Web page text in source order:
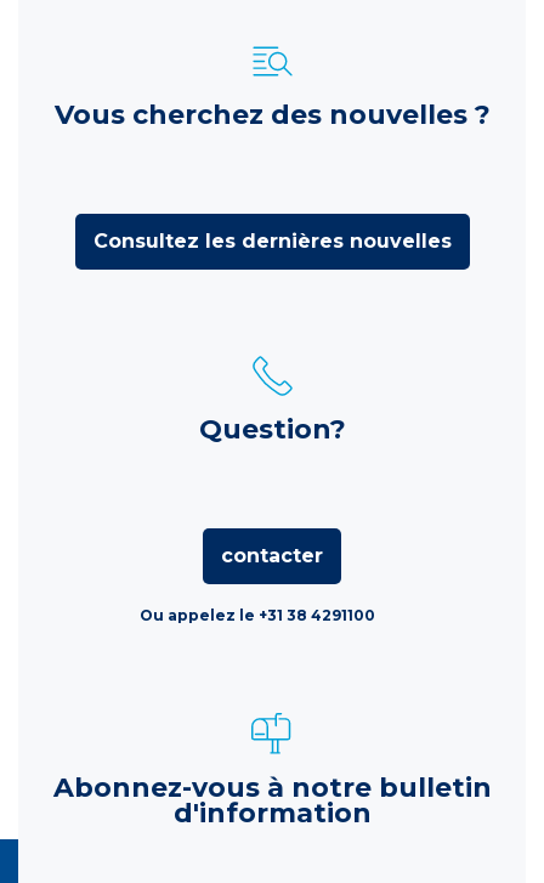
Vous cherchez des nouvelles ?
Consultez les dernières nouvelles
Question?
contacter
Ou appelez le +31 38 4291100
Abonnez-vous à notre bulletin
d'information